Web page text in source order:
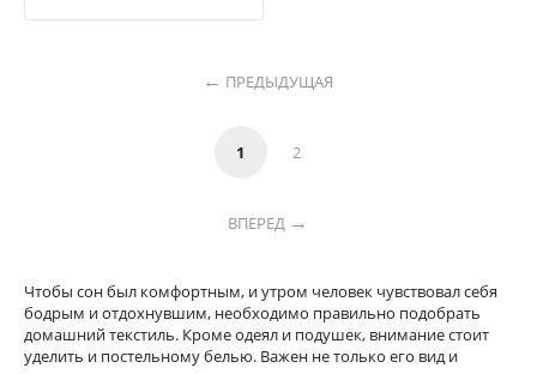
ПРЕДЫДУЩАЯ
1 2
ВПЕРЕД
Чтобы сон был комфортным, и утром человек чувствовал себя
бодрым и отдохнувшим, необходимо правильно подобрать
домашний текстиль. Кроме одеял и подушек, внимание стоит
уделить и постельному белью. Важен не только его вид и